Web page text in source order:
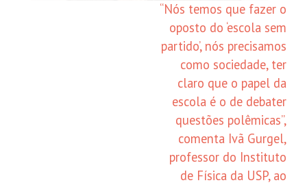
“Nós temos que fazer o
oposto do ‘escola sem
partido’, nós precisamos
como sociedade, ter
claro que o papel da
escola é o de debater
questões polêmicas”,
comenta Ivã Gurgel,
professor do Instituto
de Física da USP, ao